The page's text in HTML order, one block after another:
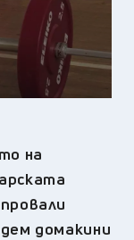
на
домакини